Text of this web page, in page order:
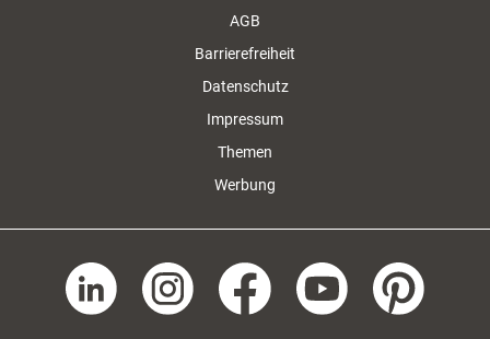
AGB
Barrierefreiheit
Datenschutz
Impressum
Themen
Werbung